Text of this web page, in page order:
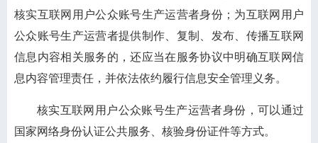
核实互联网用户公众账号生产运营者身份；为互联网用户
公众账号生产运营者提供制作、复制、发布、传播互联网
信息内容相关服务的，还应当在服务协议中明确互联网信
息内容管理责任，并依法依约履行信息安全管理义务。
核实互联网用户公众账号生产运营者身份，可以通过
国家网络身份认证公共服务、核验身份证件等方式。